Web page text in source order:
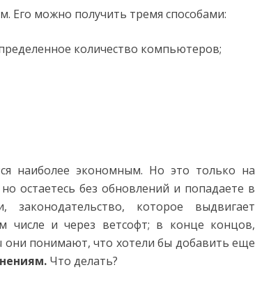
Его можно получить тремя способами:
количество компьютеров;
наиболее экономным. Но это только на
остаетесь без обновлений и попадаете в
которое выдвигает
числе и через ветсофт; в конце концов,
они понимают, что хотели бы добавить еще
Что делать?